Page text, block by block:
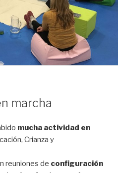
marcha
mucha actividad en
Crianza y
reuniones de configuración